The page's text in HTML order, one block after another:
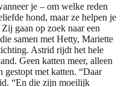
je – om welke reden
hond, maar ze helpen je
gaan op zoek naar een
samen met Hetty, Mariette
Astrid rijdt het hele
Geen katten meer, alleen
gestopt met katten. “Daar
“En die zijn moeilijk